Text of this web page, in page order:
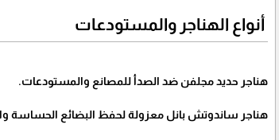
أنواع الهناجر والمستودعات
هناجر حديد مجلفن ضد الصدأ للمصانع والمستودعات.
هناجر ساندوتش بانل معزولة لحفظ البضائع الحساسة